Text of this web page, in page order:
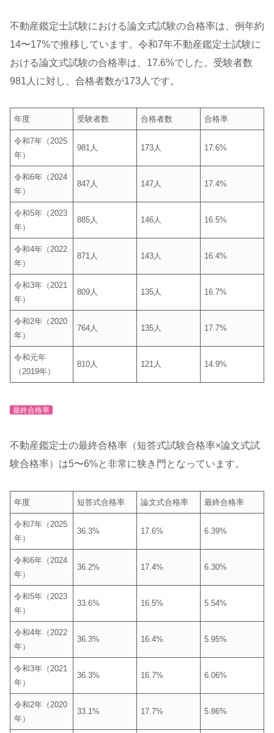
不動産鑑定士試験における論文式試験の合格率は、例年約
14〜17%で推移しています。令和7年不動産鑑定士試験に
おける論文式試験の合格率は、17.6%でした。受験者数
981人に対し、合格者数が173人です。
年度 受験者数 合格者数 合格率
令和7年（2025
年）
981人 173人 17.6%
令和6年（2024
年）
847人 147人 17.4%
令和5年（2023
年）
885人 146人 16.5%
令和4年（2022
年）
871人 143人 16.4%
令和3年（2021
年）
809人 135人 16.7%
令和2年（2020
年）
764人 135人 17.7%
令和元年
（2019年）
810人 121人 14.9%
最終合格率
不動産鑑定士の最終合格率（短答式試験合格率×論文式試
験合格率）は5〜6%と非常に狭き門となっています。
年度 短答式合格率 論文式合格率 最終合格率
令和7年（2025
年）
36.3% 17.6% 6.39%
令和6年（2024
年）
36.2% 17.4% 6.30%
令和5年（2023
年）
33.6% 16.5% 5.54%
令和4年（2022
年）
36.3% 16.4% 5.95%
令和3年（2021
年）
36.3% 16.7% 6.06%
令和2年（2020
年）
33.1% 17.7% 5.86%